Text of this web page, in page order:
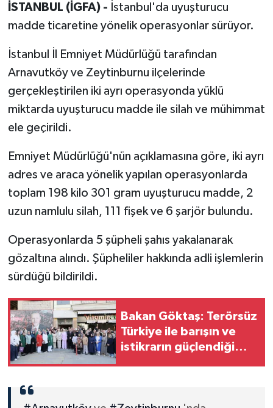
İSTANBUL (İGFA) - İstanbul'da uyuşturucu
madde ticaretine yönelik operasyonlar sürüyor.
İstanbul İl Emniyet Müdürlüğü tarafından
Arnavutköy ve Zeytinburnu ilçelerinde
gerçekleştirilen iki ayrı operasyonda yüklü
miktarda uyuşturucu madde ile silah ve mühimmat
ele geçirildi.
Emniyet Müdürlüğü'nün açıklamasına göre, iki ayrı
adres ve araca yönelik yapılan operasyonlarda
toplam 198 kilo 301 gram uyuşturucu madde, 2
uzun namlulu silah, 111 fişek ve 6 şarjör bulundu.
Operasyonlarda 5 şüpheli şahıs yakalanarak
gözaltına alındı. Şüpheliler hakkında adli işlemlerin
sürdüğü bildirildi.
Bakan Göktaş: Terörsüz
Türkiye ile barışın ve
istikrarın güçlendiği